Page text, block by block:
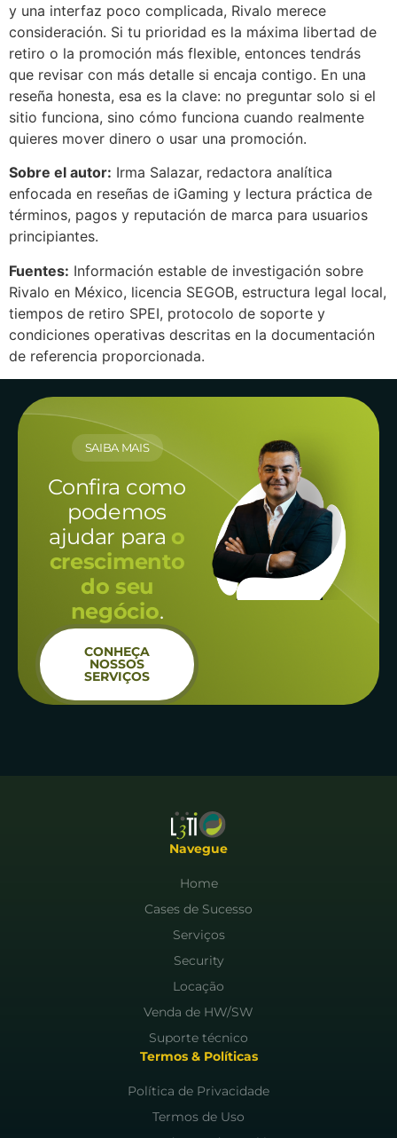
y una interfaz poco complicada, Rivalo merece
consideración. Si tu prioridad es la máxima libertad de
retiro o la promoción más flexible, entonces tendrás
que revisar con más detalle si encaja contigo. En una
reseña honesta, esa es la clave: no preguntar solo si el
sitio funciona, sino cómo funciona cuando realmente
quieres mover dinero o usar una promoción.
Sobre el autor: Irma Salazar, redactora analítica
enfocada en reseñas de iGaming y lectura práctica de
términos, pagos y reputación de marca para usuarios
principiantes.
Fuentes: Información estable de investigación sobre
Rivalo en México, licencia SEGOB, estructura legal local,
tiempos de retiro SPEI, protocolo de soporte y
condiciones operativas descritas en la documentación
de referencia proporcionada.
SAIBA MAIS
Confira como
podemos
ajudar para o
crescimento
do seu
negócio.
CONHEÇA
NOSSOS
SERVIÇOS
Navegue
Home
Cases de Sucesso
Serviços
Security
Locação
Venda de HW/SW
Suporte técnico
Termos & Políticas
Política de Privacidade
Termos de Uso